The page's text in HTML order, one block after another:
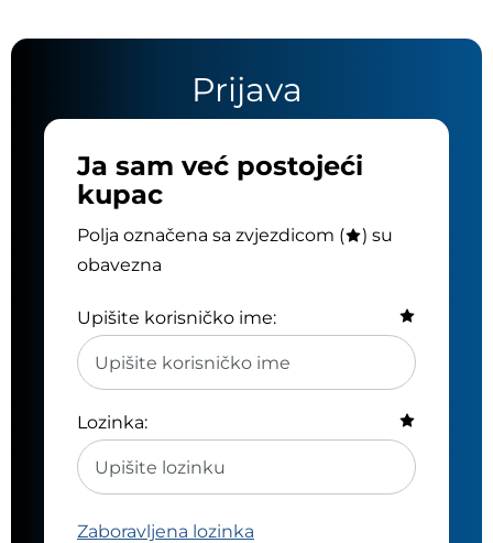
Prijava
Ja sam već postojeći
kupac
Polja označena sa zvjezdicom (
) su
obavezna
Upišite korisničko ime:
Lozinka:
Zaboravljena lozinka